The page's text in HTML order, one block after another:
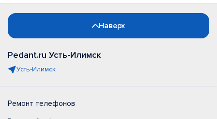
Наверх
Pedant.ru Усть-Илимск
Усть-Илимск
Ремонт телефонов